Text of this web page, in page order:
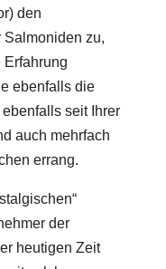
den
Salmoniden zu,
Erfahrung
ebenfalls die
seit Ihrer
auch mehrfach
errang.
der
heutigen Zeit